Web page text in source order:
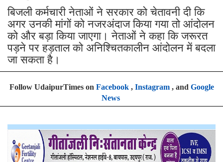
बिजली कर्मचारी नेताओं ने सरकार को चेतावनी दी कि
अगर उनकी मांगों को नजरअंदाज किया गया तो आंदोलन
को और बड़ा किया जाएगा। नेताओं ने कहा कि जरूरत
पड़ने पर हड़ताल को अनिश्चितकालीन आंदोलन में बदला
जा सकता है।
Follow UdaipurTimes on Facebook, Instagram, and Google
News